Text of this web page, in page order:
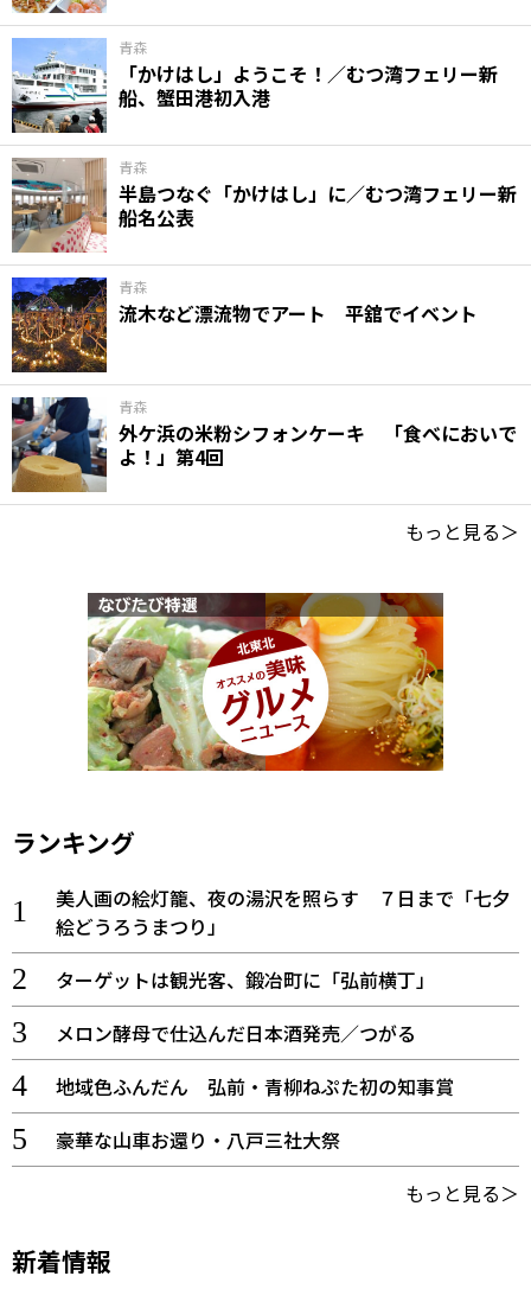
青森
「かけはし」ようこそ！／むつ湾フェリー新
船、蟹田港初入港
青森
半島つなぐ「かけはし」に／むつ湾フェリー新
船名公表
青森
流木など漂流物でアート 平舘でイベント
青森
外ケ浜の米粉シフォンケーキ 「食べにおいで
よ！」第4回
もっと見る＞
ランキング
美人画の絵灯籠、夜の湯沢を照らす ７日まで「七夕
絵どうろうまつり」
ターゲットは観光客、鍛冶町に「弘前横丁」
メロン酵母で仕込んだ日本酒発売／つがる
地域色ふんだん 弘前・青柳ねぷた初の知事賞
豪華な山車お還り・八戸三社大祭
もっと見る＞
新着情報